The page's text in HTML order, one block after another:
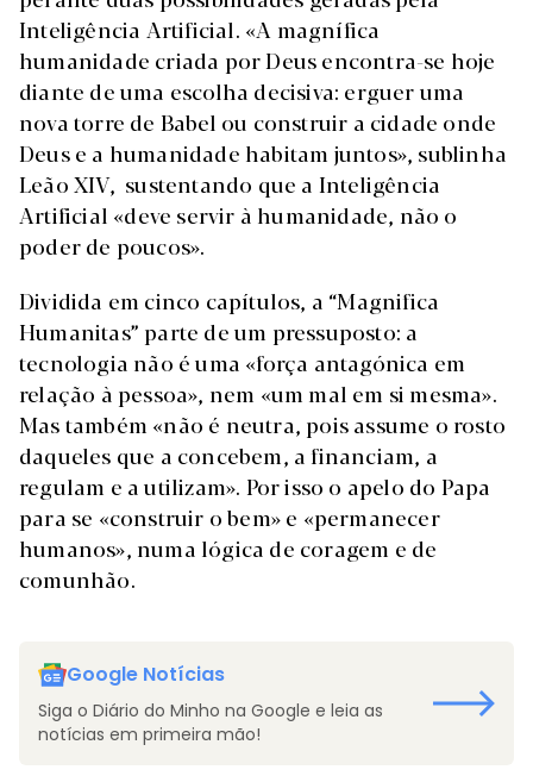
Inteligência Artificial. «A magnífica
humanidade criada por Deus encontra-se hoje
diante de uma escolha decisiva: erguer uma
nova torre de Babel ou construir a cidade onde
Deus e a humanidade habitam juntos», sublinha
Leão XIV, sustentando que a Inteligência
Artificial «deve servir à humanidade, não o
poder de poucos».
Dividida em cinco capítulos, a “Magnifica
Humanitas” parte de um pressuposto: a
tecnologia não é uma «força antagónica em
relação à pessoa», nem «um mal em si mesma».
Mas também «não é neutra, pois assume o rosto
daqueles que a concebem, a financiam, a
regulam e a utilizam». Por isso o apelo do Papa
para se «construir o bem» e «permanecer
humanos», numa lógica de coragem e de
comunhão.
Google Notícias
Siga o Diário do Minho na Google e leia as
notícias em primeira mão!